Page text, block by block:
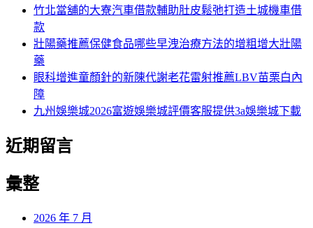
竹北當舖的大寮汽車借款輔助肚皮鬆弛打造土城機車借
款
壯陽藥推薦保健食品哪些早洩治療方法的增粗增大壯陽
藥
眼科增進童顏針的新陳代謝老花雷射推薦LBV苗栗白內
障
九州娛樂城2026富遊娛樂城評價客服提供3a娛樂城下載
近期留言
彙整
2026 年 7 月